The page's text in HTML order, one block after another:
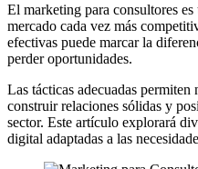
El marketing para consultores
mercado cada vez más
efectivas puede marcar la
perder oportunidades.
Las tácticas adecuadas
construir relaciones sólidas y
sector. Este artículo explorará
digital adaptadas a las